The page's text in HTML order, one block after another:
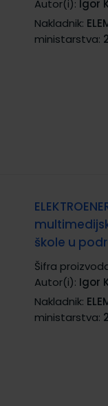
Autor(i): Igor
Nakladnik:
ministarstva:
škole u
Šifra
Autor(i): Igor
Nakladnik:
ministarstva: